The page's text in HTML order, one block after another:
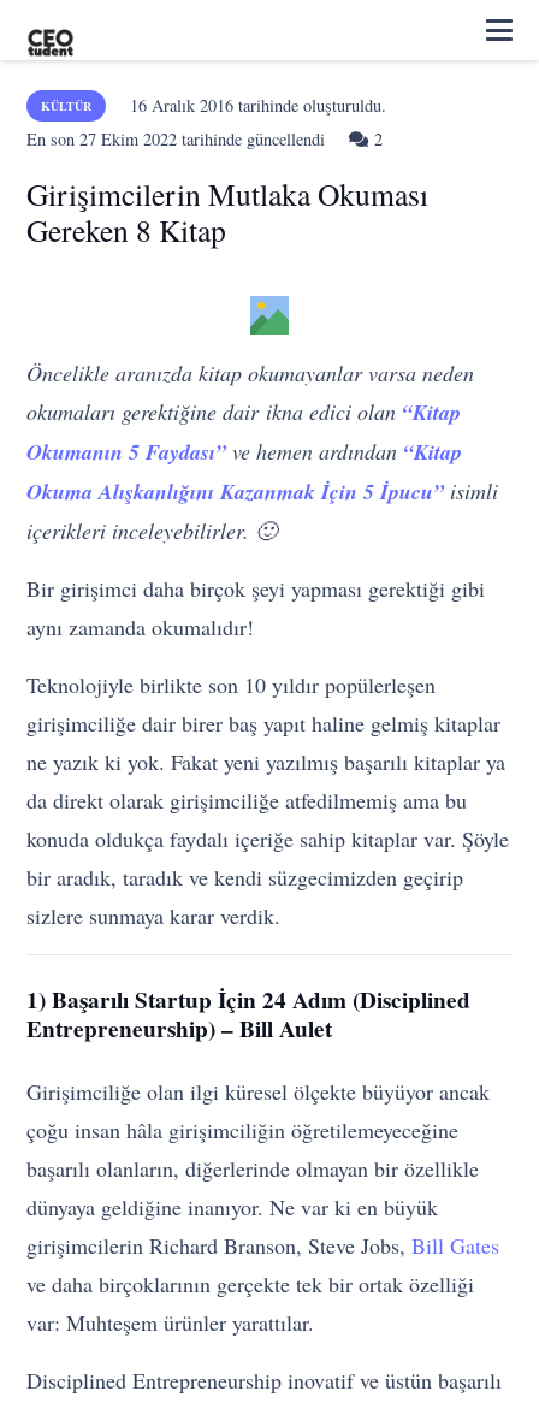
KÜLTÜR 16 Aralık 2016tarihinde oluşturuldu.
En son27 Ekim 2022 tarihinde güncellendi 2Yorum
Girişimcilerin Mutlaka Okuması
Gereken 8 Kitap
Öncelikle aranızda kitap okumayanlar varsa neden
okumaları gerektiğine dair ikna edici olan “Kitap
Okumanın 5 Faydası” ve hemen ardından “Kitap
Okuma Alışkanlığını Kazanmak İçin 5 İpucu” isimli
içerikleri inceleyebilirler. 🙂
Bir girişimci daha birçok şeyi yapması gerektiği gibi
aynı zamanda okumalıdır!
Teknolojiyle birlikte son 10 yıldır popülerleşen
girişimciliğe dair birer baş yapıt haline gelmiş kitaplar
ne yazık ki yok. Fakat yeni yazılmış başarılı kitaplar ya
da direkt olarak girişimciliğe atfedilmemiş ama bu
konuda oldukça faydalı içeriğe sahip kitaplar var. Şöyle
bir aradık, taradık ve kendi süzgecimizden geçirip
sizlere sunmaya karar verdik.
1) Başarılı Startup İçin 24 Adım (Disciplined
Entrepreneurship) – Bill Aulet
Girişimciliğe olan ilgi küresel ölçekte büyüyor ancak
çoğu insan hâla girişimciliğin öğretilemeyeceğine
başarılı olanların, diğerlerinde olmayan bir özellikle
dünyaya geldiğine inanıyor. Ne var ki en büyük
girişimcilerin Richard Branson, Steve Jobs,Bill Gates
ve daha birçoklarının gerçekte tek bir ortak özelliği
var: Muhteşem ürünler yarattılar.
Disciplined Entrepreneurship inovatif ve üstün başarılı